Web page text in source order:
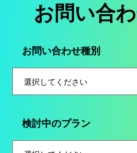
お問い合
お問い合わせ種別
検討中のプラン